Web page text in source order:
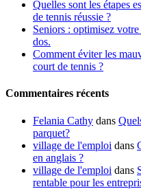
Quelles sont les étapes
de tennis réussie ?
Seniors : optimisez
dos.
Comment éviter les
court de tennis ?
Commentaires récents
Felania Cathy dans
parquet?
village de l'emploi dans
en anglais ?
village de l'emploi dans
rentable pour les